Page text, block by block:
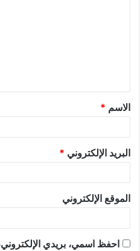
الاسم *
البريد الإلكتروني *
الموقع الإلكتروني
احفظ اسمي، بريدي